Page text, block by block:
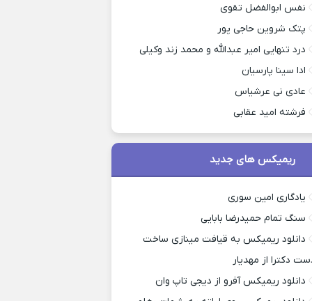
نفس ابوالفضل تقوی
پتک شروین حاجی پور
درد تنهایی امیر عبدالله و محمد زند وکیلی
ادا سینا پارسیان
عادی نی عرشیاس
فرشته امید عقابی
ریمیکس های جدید
یادگاری امین سوری
سنگ تمام حمیدرضا بابایی
دانلود ریمیکس به قیافت مینازی ساخت
دکترا از مهدیار
دانلود ریمیکس آفرو از ديجی تاپ وان